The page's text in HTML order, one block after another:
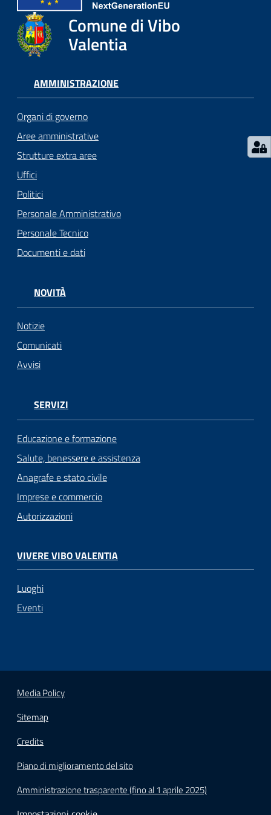
argomenti... Comune di Vibo
Valentia
AMMINISTRAZIONE
Organi di governo
Aree amministrative
Strutture extra aree
Uffici
Politici
Personale Amministrativo
Personale Tecnico
Documenti e dati
NOVITÀ
Notizie
Comunicati
Avvisi
SERVIZI
Educazione e formazione
Salute, benessere e assistenza
Anagrafe e stato civile
Imprese e commercio
Autorizzazioni
VIVERE VIBO VALENTIA
Luoghi
Eventi
Media Policy
Sitemap
Credits
Piano di miglioramento del sito
Amministrazione trasparente (fino al 1 aprile 2025)